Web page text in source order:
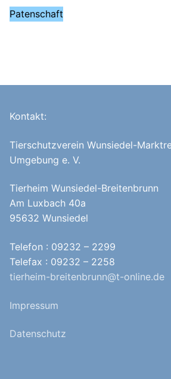
Patenschaft
Kontakt:
Tierschutzverein Wunsiedel-
Umgebung e. V.
Tierheim Wunsiedel-Breitenbrunn
Am Luxbach 40a
95632 Wunsiedel
Telefon : 09232 – 2299
Telefax : 09232 – 2258
tierheim-breitenbrunn@t-online.de
Impressum
Datenschutz